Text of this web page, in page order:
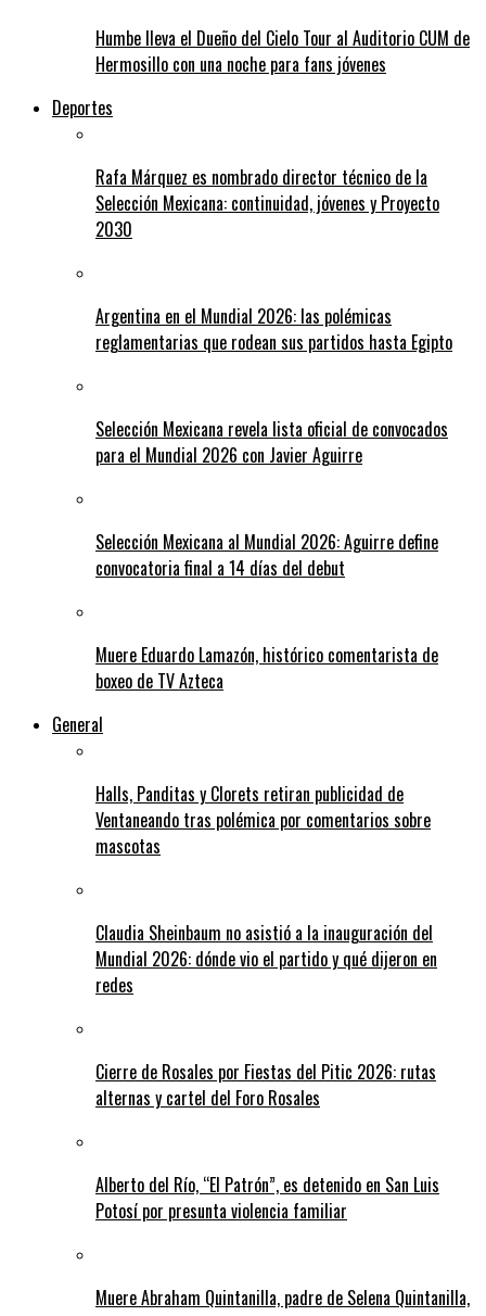
Humbe lleva el Dueño del Cielo Tour al Auditorio CUM de
Hermosillo con una noche para fans jóvenes
Deportes
Rafa Márquez es nombrado director técnico de la
Selección Mexicana: continuidad, jóvenes y Proyecto
2030
Argentina en el Mundial 2026: las polémicas
reglamentarias que rodean sus partidos hasta Egipto
Selección Mexicana revela lista oficial de convocados
para el Mundial 2026 con Javier Aguirre
Selección Mexicana al Mundial 2026: Aguirre define
convocatoria final a 14 días del debut
Muere Eduardo Lamazón, histórico comentarista de
boxeo de TV Azteca
General
Halls, Panditas y Clorets retiran publicidad de
Ventaneando tras polémica por comentarios sobre
mascotas
Claudia Sheinbaum no asistió a la inauguración del
Mundial 2026: dónde vio el partido y qué dijeron en
redes
Cierre de Rosales por Fiestas del Pitic 2026: rutas
alternas y cartel del Foro Rosales
Alberto del Río, “El Patrón”, es detenido en San Luis
Potosí por presunta violencia familiar
Muere Abraham Quintanilla, padre de Selena Quintanilla,